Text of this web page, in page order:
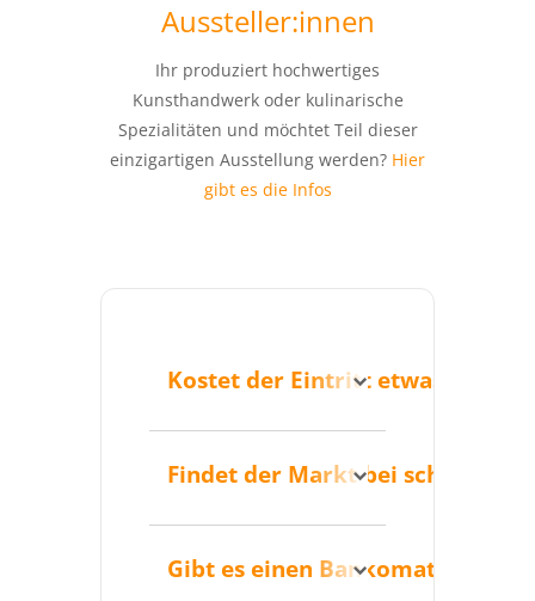
Aussteller:innen
Ihr produziert hochwertiges
Kunsthandwerk oder kulinarische
Spezialitäten und möchtet Teil dieser
einzigartigen Ausstellung werden? Hier
gibt es die Infos
Kostet der Eintritt etwas?
Nein, der Eintritt zu den
großen Ausstellungen
Findet der Markt bei
Ja, da sich der Großteil
der Ausstellung in den
Gibt es einen Bankomat in der